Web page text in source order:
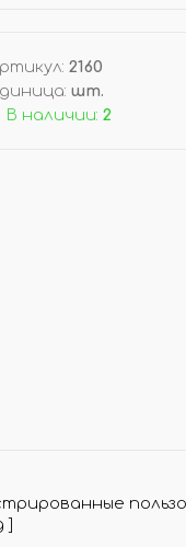
ДОП.
: 2160
: шт.
В наличии: 2
]